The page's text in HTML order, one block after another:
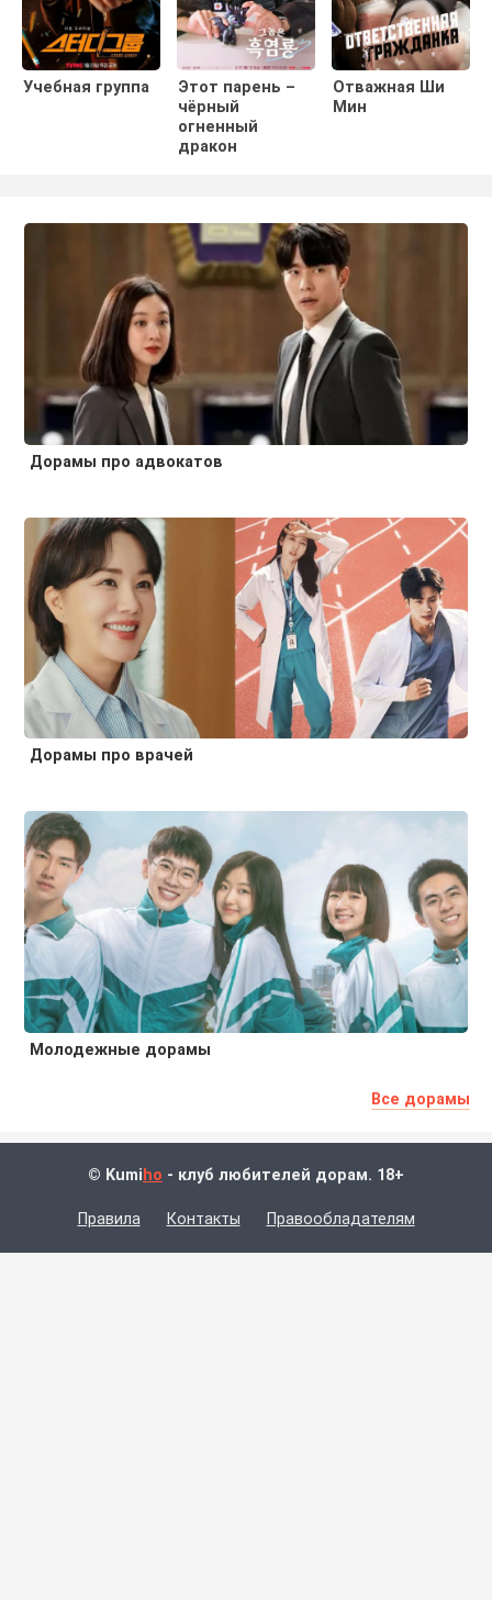
Учебная группа
Этот парень –
чёрный
огненный
дракон
Отважная Ши
Мин
Дорамы про адвокатов
Дорамы про врачей
Молодежные дорамы
Все дорамы
© Kumi ho - клуб любителей дорам. 18+
Правила Контакты Правообладателям